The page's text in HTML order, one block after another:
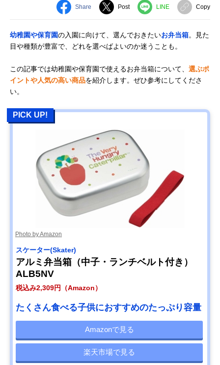
Share Post LINE Copy
幼稚園や保育園の入園に向けて、選んでおきたいお弁当箱。見た
目や種類が豊富で、どれを選べばよいのか迷うことも。
この記事では幼稚園や保育園で使えるお弁当箱について、 選ぶポ
イントや人気の高い商品を紹介します。ぜひ参考にしてくださ
い。
PICK UP!
Photo by Amazon
スケーター(Skater)
アルミ弁当箱（中子・ランチベルト付き）
ALB5NV
税込み2,309円（Amazon）
たくさん食べる子供におすすめのたっぷり容量
Amazonで見る
楽天市場で見る